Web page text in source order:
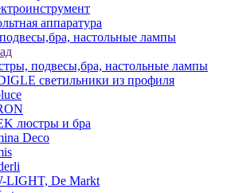
аппаратура
настольные лампы
подвесы,бра, настольные лампы
светильники из профиля
люстры и бра
Deco
LIGHT, De Markt